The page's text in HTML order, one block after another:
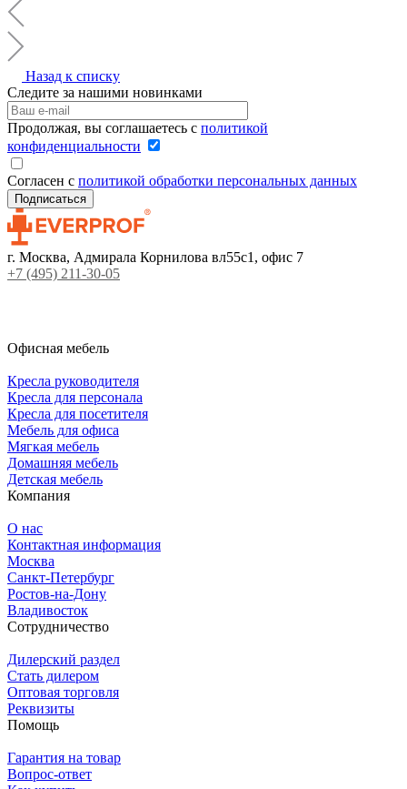
Назад к списку
Следите за нашими новинками
Продолжая, вы соглашаетесь с политикой
конфиденциальности
Согласен с политикой обработки персональных данных
г. Москва, Адмирала Корнилова вл55с1, офис 7
+7 (495) 211-30-05
Офисная мебель
Кресла руководителя
Кресла для персонала
Кресла для посетителя
Мебель для офиса
Мягкая мебель
Домашняя мебель
Детская мебель
Компания
О нас
Контактная информация
Москва
Санкт-Петербург
Ростов-на-Дону
Владивосток
Сотрудничество
Дилерский раздел
Стать дилером
Оптовая торговля
Реквизиты
Помощь
Гарантия на товар
Вопрос-ответ